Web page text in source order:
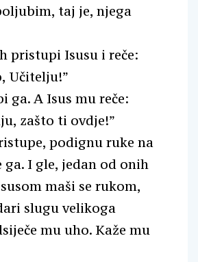
taj je, njega
pristupi Isusu i reče:
Učitelju!”
ga. A Isus mu reče:
zašto ti ovdje!”
podignu ruke na
ga. I gle, jedan od onih
maši se rukom,
slugu velikoga
mu uho. Kaže mu